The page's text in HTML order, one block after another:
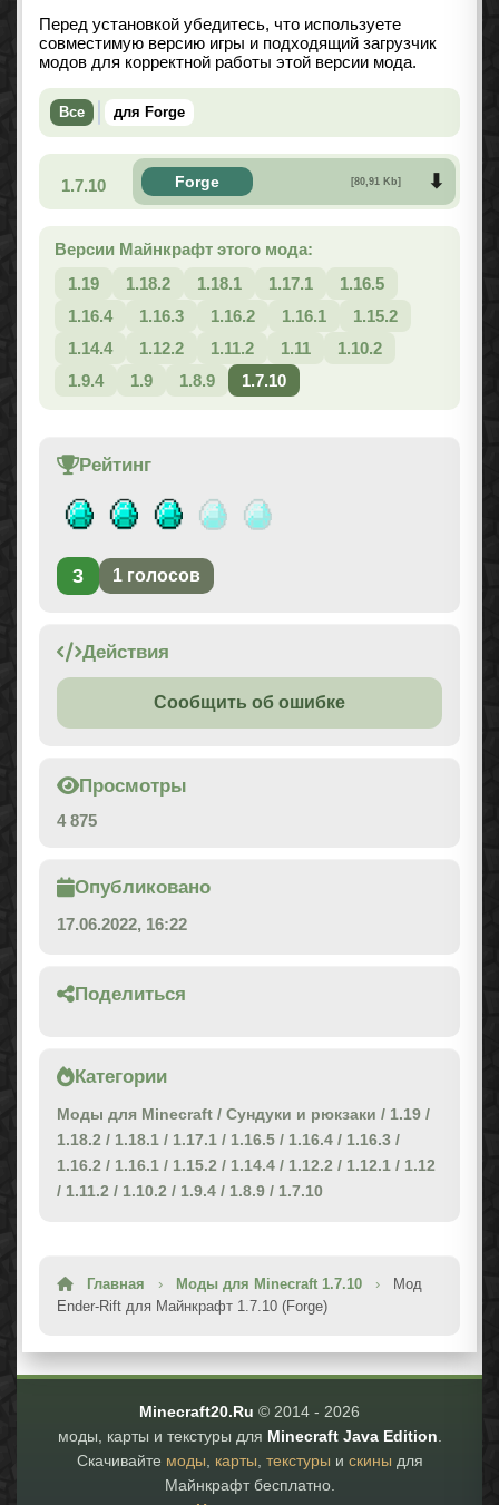
Перед установкой убедитесь, что используете
совместимую версию игры и подходящий загрузчик
модов для корректной работы этой версии мода.
Все для Forge
1.7.10 Forge [80,91 Kb]
Версии Майнкрафт этого мода:
1.19
1.18.2 1.18.1 1.17.1
1.16.5
1.16.4
1.16.3 1.16.2 1.16.1
1.15.2
1.14.4
1.12.2 1.11.2 1.11
1.10.2
1.9.4
1.9 1.8.9 1.7.10
Рейтинг
3 1 голосов
Действия
Сообщить об ошибке
Просмотры
4 875
Опубликовано
17.06.2022, 16:22
Поделиться
Категории
Моды для Minecraft / Сундуки и рюкзаки / 1.19 /
1.18.2 / 1.18.1 / 1.17.1 / 1.16.5 / 1.16.4 / 1.16.3 /
1.16.2 / 1.16.1 / 1.15.2 / 1.14.4 / 1.12.2 / 1.12.1 / 1.12
/ 1.11.2 / 1.10.2 / 1.9.4 / 1.8.9 / 1.7.10
Главная › Моды для Minecraft 1.7.10 ›
Мод
Ender-Rift для Майнкрафт 1.7.10 (Forge)
Minecraft20.Ru © 2014 - 2026
моды, карты и текстуры для Minecraft Java Edition.
Скачивайте моды, карты, текстуры и скины для
Майнкрафт бесплатно.